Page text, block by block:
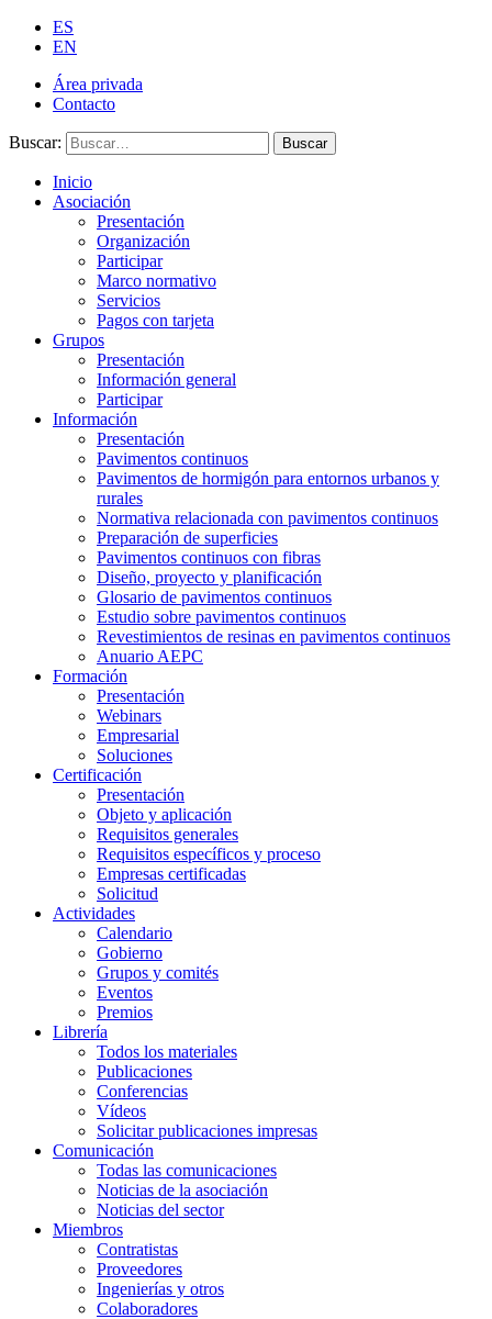
ES
EN
Área privada
Contacto
Buscar: Buscar
Inicio
Asociación
Presentación
Organización
Participar
Marco normativo
Servicios
Pagos con tarjeta
Grupos
Presentación
Información general
Participar
Información
Presentación
Pavimentos continuos
Pavimentos de hormigón para entornos urbanos y
rurales
Normativa relacionada con pavimentos continuos
Preparación de superficies
Pavimentos continuos con fibras
Diseño, proyecto y planificación
Glosario de pavimentos continuos
Estudio sobre pavimentos continuos
Revestimientos de resinas en pavimentos continuos
Anuario AEPC
Formación
Presentación
Webinars
Empresarial
Soluciones
Certificación
Presentación
Objeto y aplicación
Requisitos generales
Requisitos específicos y proceso
Empresas certificadas
Solicitud
Actividades
Calendario
Gobierno
Grupos y comités
Eventos
Premios
Librería
Todos los materiales
Publicaciones
Conferencias
Vídeos
Solicitar publicaciones impresas
Comunicación
Todas las comunicaciones
Noticias de la asociación
Noticias del sector
Miembros
Contratistas
Proveedores
Ingenierías y otros
Colaboradores